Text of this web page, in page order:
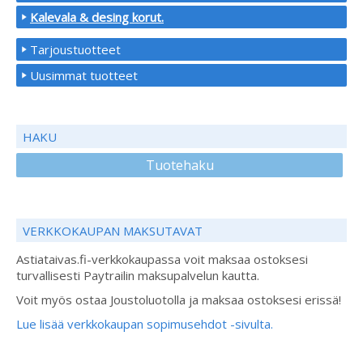
Kalevala & desing korut.
Tarjoustuotteet
Uusimmat tuotteet
HAKU
Tuotehaku
VERKKOKAUPAN MAKSUTAVAT
Astiataivas.fi-verkkokaupassa voit maksaa ostoksesi
turvallisesti Paytrailin maksupalvelun kautta.
Voit myös ostaa Joustoluotolla ja maksaa ostoksesi erissä!
Lue lisää verkkokaupan sopimusehdot -sivulta.